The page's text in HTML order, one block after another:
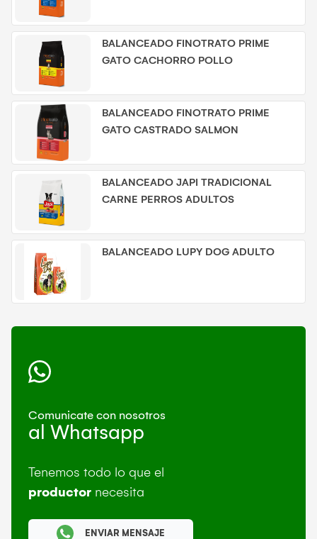
BALANCEADO FINOTRATO PRIME
GATO CACHORRO POLLO
BALANCEADO FINOTRATO PRIME
GATO CASTRADO SALMON
BALANCEADO JAPI TRADICIONAL
CARNE PERROS ADULTOS
BALANCEADO LUPY DOG ADULTO
Comunicate con nosotros
al Whatsapp
Tenemos todo lo que el
productor necesita
ENVIAR MENSAJE